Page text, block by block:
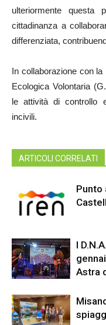
ulteriormente questa
cittadinanza a
differenziata,
In collaborazione con
Ecologica Volontaria
le attività di controllo
incivili.
ARTICOLI CORRELATI
Punto
I
Astra